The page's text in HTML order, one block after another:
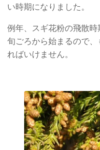
い時期になりました。
例年、スギ花粉の飛散
旬ごろから始まるので
ればいけません。